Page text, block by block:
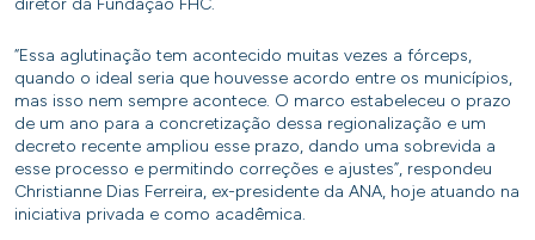
diretor da Fundação FHC.
“Essa aglutinação tem acontecido muitas vezes a fórceps,
quando o ideal seria que houvesse acordo entre os municípios,
mas isso nem sempre acontece. O marco estabeleceu o prazo
de um ano para a concretização dessa regionalização e um
decreto recente ampliou esse prazo, dando uma sobrevida a
esse processo e permitindo correções e ajustes”, respondeu
Christianne Dias Ferreira, ex-presidente da ANA, hoje atuando na
iniciativa privada e como acadêmica.